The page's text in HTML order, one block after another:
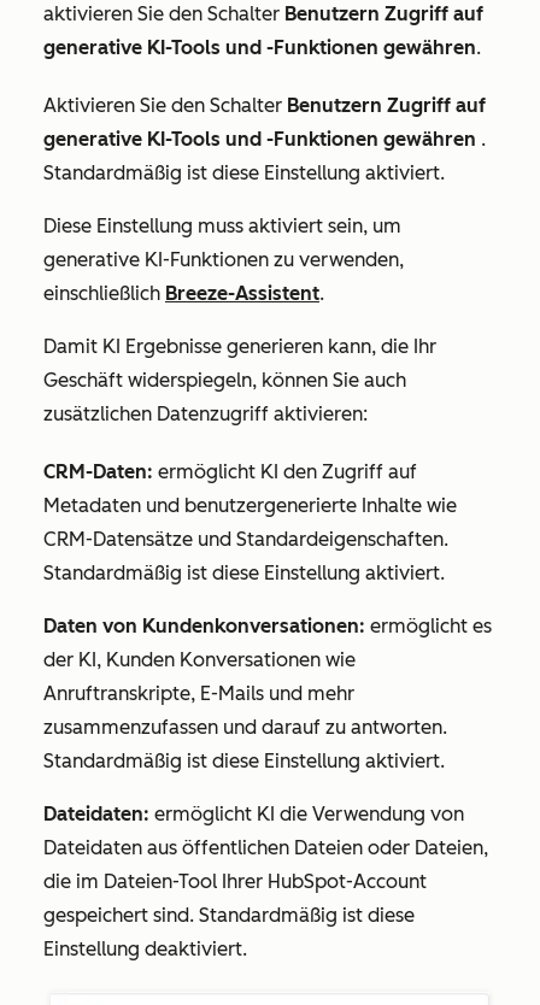
aktivieren Sie den Schalter Benutzern Zugriff auf
generative KI-Tools und -Funktionen gewähren.
Aktivieren Sie den Schalter Benutzern Zugriff auf
generative KI-Tools und -Funktionen gewähren .
Standardmäßig ist diese Einstellung aktiviert.
Diese Einstellung muss aktiviert sein, um
generative KI-Funktionen zu verwenden,
einschließlich Breeze-Assistent.
Damit KI Ergebnisse generieren kann, die Ihr
Geschäft widerspiegeln, können Sie auch
zusätzlichen Datenzugriff aktivieren:
CRM-Daten: ermöglicht KI den Zugriff auf
Metadaten und benutzergenerierte Inhalte wie
CRM-Datensätze und Standardeigenschaften.
Standardmäßig ist diese Einstellung aktiviert.
Daten von Kundenkonversationen: ermöglicht es
der KI, Kunden Konversationen wie
Anruftranskripte, E-Mails und mehr
zusammenzufassen und darauf zu antworten.
Standardmäßig ist diese Einstellung aktiviert.
Dateidaten: ermöglicht KI die Verwendung von
Dateidaten aus öffentlichen Dateien oder Dateien,
die im Dateien-Tool Ihrer HubSpot-Account
gespeichert sind. Standardmäßig ist diese
Einstellung deaktiviert.